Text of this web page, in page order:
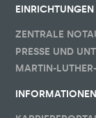
EINRICHTUNGEN
ZENTRALE
PRESSE UND
MARTIN-
INFORMATIONEN